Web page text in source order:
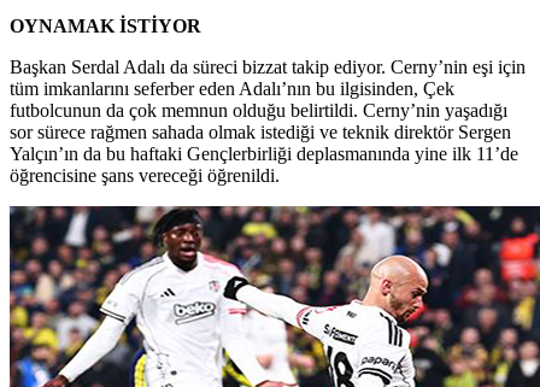
OYNAMAK İSTİYOR
Başkan Serdal Adalı da süreci bizzat takip ediyor. Cerny’nin eşi için
tüm imkanlarını seferber eden Adalı’nın bu ilgisinden, Çek
futbolcunun da çok memnun olduğu belirtildi. Cerny’nin yaşadığı
sor sürece rağmen sahada olmak istediği ve teknik direktör Sergen
Yalçın’ın da bu haftaki Gençlerbirliği deplasmanında yine ilk 11’de
öğrencisine şans vereceği öğrenildi.